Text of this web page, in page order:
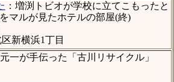
：増渕トビオが学校に立てこもったと
マルが見たホテルの部屋(終)
新横浜1丁目
元一が手伝った「古川リサイクル」